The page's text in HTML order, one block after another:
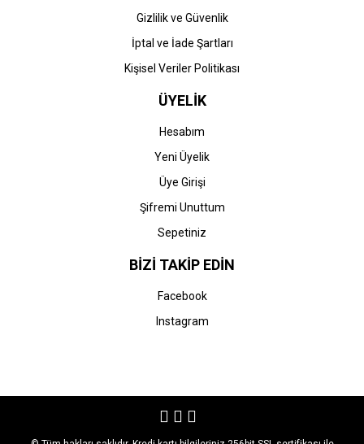
Gizlilik ve Güvenlik
İptal ve İade Şartları
Kişisel Veriler Politikası
ÜYELİK
Hesabım
Yeni Üyelik
Üye Girişi
Şifremi Unuttum
Sepetiniz
BİZİ TAKİP EDİN
Facebook
Instagram